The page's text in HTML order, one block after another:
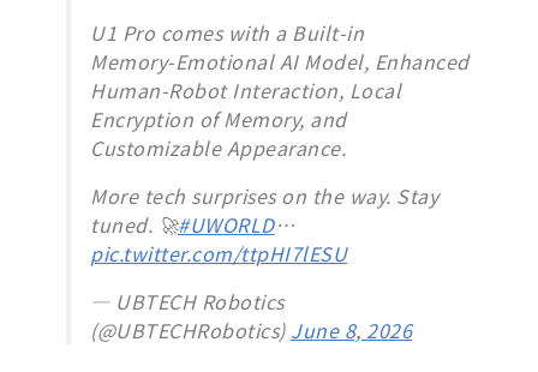
U1 Pro comes with a Built‑in
Memory‑Emotional AI Model, Enhanced
Human‑Robot Interaction, Local
Encryption of Memory, and
Customizable Appearance.
More tech surprises on the way. Stay
tuned. 🚀#UWORLD…
pic.twitter.com/ttpHI7lESU
— UBTECH Robotics
(@UBTECHRobotics) June 8, 2026